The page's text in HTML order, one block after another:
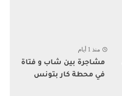
منذ 1 أيام
مشاجرة بين شاب و فتاة
في محطة كار بتونس